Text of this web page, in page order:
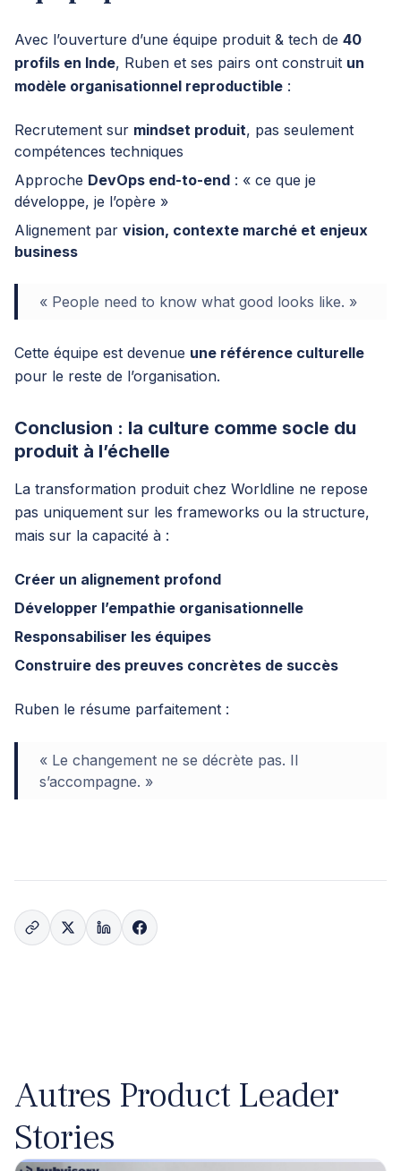
Avec l’ouverture d’une équipe produit & tech de 40
profils en Inde, Ruben et ses pairs ont construit un
modèle organisationnel reproductible :
Recrutement sur mindset produit, pas seulement
compétences techniques
Approche DevOps end-to-end : « ce que je
développe, je l’opère »
Alignement par vision, contexte marché et enjeux
business
« People need to know what good looks like. »
Cette équipe est devenue une référence culturelle
pour le reste de l’organisation.
Conclusion : la culture comme socle du
produit à l’échelle
La transformation produit chez Worldline ne repose
pas uniquement sur les frameworks ou la structure,
mais sur la capacité à :
Créer un alignement profond
Développer l’empathie organisationnelle
Responsabiliser les équipes
Construire des preuves concrètes de succès
Ruben le résume parfaitement :
« Le changement ne se décrète pas. Il
s’accompagne. »
Autres Product Leader
Stories